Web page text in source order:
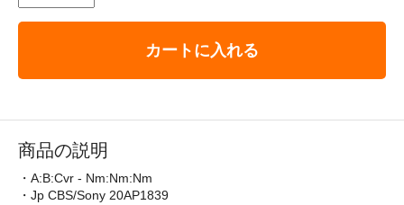
カートに入れる
商品の説明
・A:B:Cvr - Nm:Nm:Nm
・Jp CBS/Sony 20AP1839